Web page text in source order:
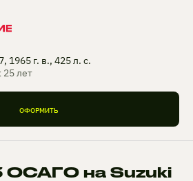
1965 г. в., 425 л. с.
25 лет
ОФОРМИТЬ
ОСАГО на Suzuki